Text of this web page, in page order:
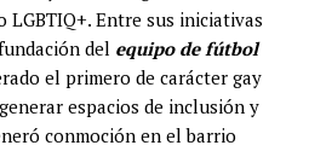
Entre sus iniciativas
del equipo de fútbol
el primero de carácter gay
espacios de inclusión y
conmoción en el barrio